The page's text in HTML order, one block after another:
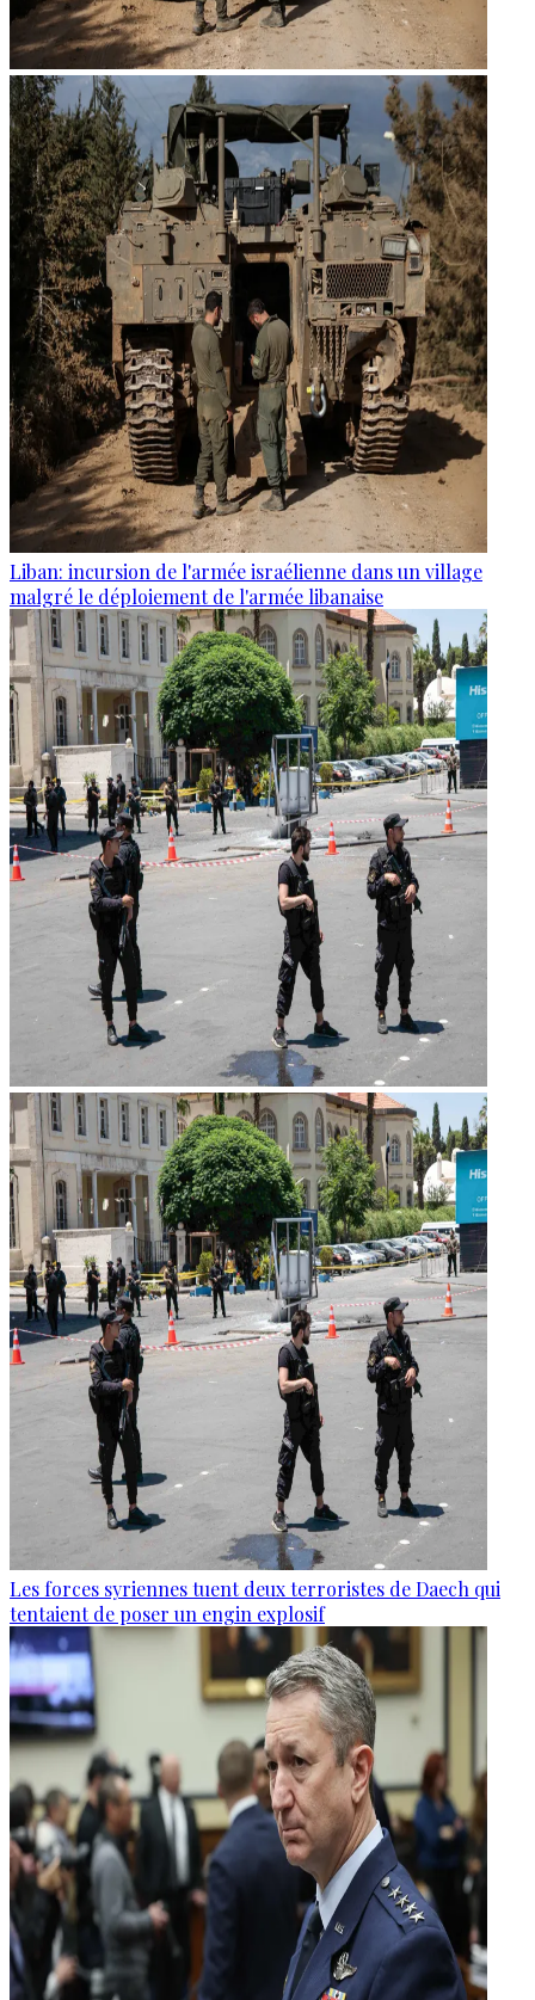
Liban: incursion de l'armée israélienne dans un village
malgré le déploiement de l'armée libanaise
Les forces syriennes tuent deux terroristes de Daech qui
tentaient de poser un engin explosif